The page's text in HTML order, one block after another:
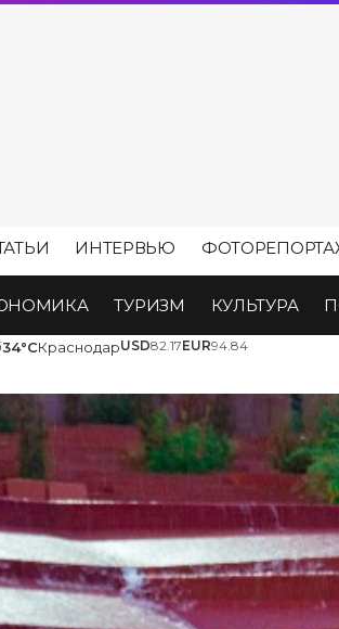
ИНТЕРВЬЮ
ТУРИЗМ КУЛЬТУРА
34°CКраснодарUSD82.17EUR94.84